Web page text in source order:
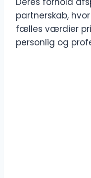
partnerskab,
fælles værdier
personlig og